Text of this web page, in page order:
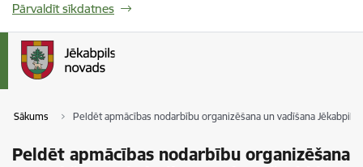
Pārvaldīt sīkdatnes
Sākums Peldēt apmācības nodarbību organizēšana un vadīšana
Peldēt apmācības nodarbību organizēšana